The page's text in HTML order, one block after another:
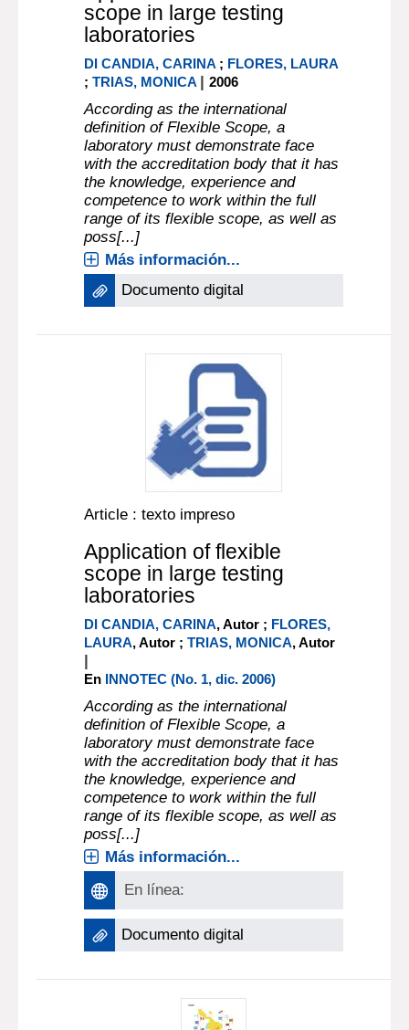
scope in large testing
laboratories
DI CANDIA, CARINA ; FLORES, LAURA
;TRIAS, MONICA |2006
According as the international
definition of Flexible Scope, a
laboratory must demonstrate face
with the accreditation body that it has
the knowledge, experience and
competence to work within the full
range of its flexible scope, as well as
poss[...]
Más información...
Documento digital
Article : texto impreso
Application of flexible
scope in large testing
laboratories
DI CANDIA, CARINA, Autor ; FLORES,
LAURA, Autor ;TRIAS, MONICA, Autor
|
En INNOTEC (No. 1, dic. 2006)
According as the international
definition of Flexible Scope, a
laboratory must demonstrate face
with the accreditation body that it has
the knowledge, experience and
competence to work within the full
range of its flexible scope, as well as
poss[...]
Más información...
En línea:
Documento digital